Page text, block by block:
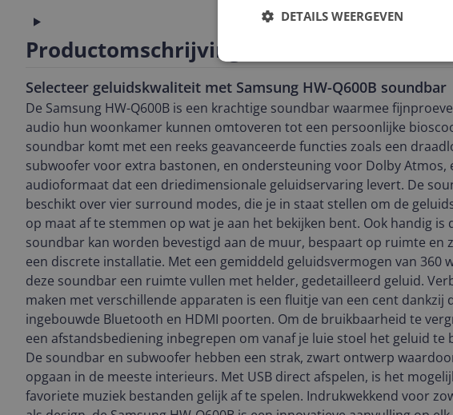
Technisch
Productomschrijving
Selecteer geluidskwaliteit met Samsung HW-Q600B soundbar
De Samsung HW-Q600B is een krachtige soundbar waarmee
audio hun woonkamer kunnen omtoveren tot een persoonlijke
soundbar komt met een reeks geavanceerde functies zoals een
subwoofer voor extra bastonen, en ondersteuning voor Dolby Atmos,
audioformaat dat een driedimensionale geluidservaring levert. De
beschikt over vier surround modes, die je in staat stellen om de
op maat af te stemmen op wat je aan het bekijken bent. Ook handig is
soundbar kan worden bevestigd aan de muur, bespaart op ruimte en
een discrete installatie. Met een gemiddeld geluidsvermogen van 360
deze soundbar een ruimte vullen met helder, gedetailleerd geluid.
maken met verschillende apparaten is een fluitje van een cent dankzij
ingebouwde Bluetooth en HDMI poorten. Om de bruikbaarheid te
een afstandsbediening inbegrepen om vanaf je luie stoel het geluid te
De soundbar en subwoofer hebben een strak, zwart ontwerp
opgaan in de meeste interieurs. Met USB direct afspelen, is het
favoriete muziek bestanden gelijk af te spelen. Indrukwekkend voor
DETAILS WEERGEVEN